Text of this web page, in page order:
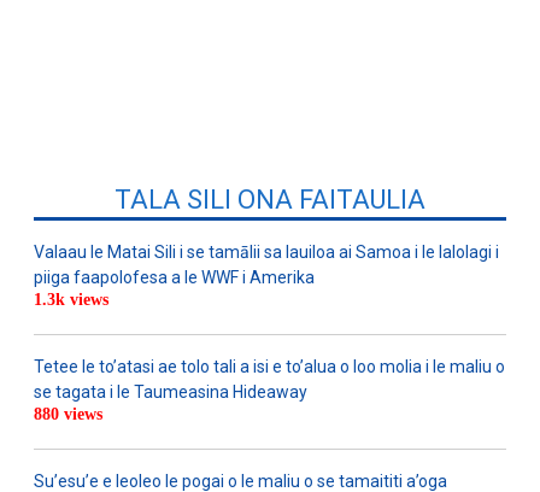
TALA SILI ONA FAITAULIA
Valaau le Matai Sili i se tamālii sa lauiloa ai Samoa i le lalolagi i
piiga faapolofesa a le WWF i Amerika
1.3k views
Tetee le to’atasi ae tolo tali a isi e to’alua o loo molia i le maliu o
se tagata i le Taumeasina Hideaway
880 views
Su’esu’e e leoleo le pogai o le maliu o se tamaititi a’oga